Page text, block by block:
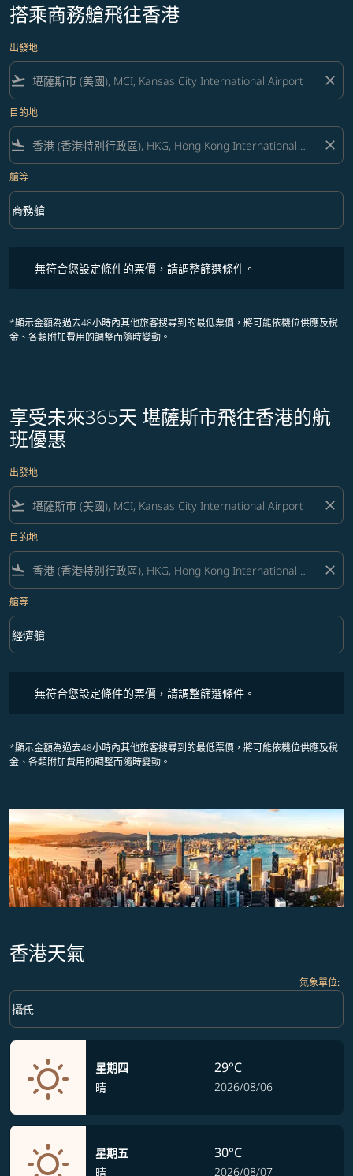
搭乘商務艙飛往香港
出發地
flight_takeoff close
目的地
flight_land close
艙等
艙等 option 商務艙 Selected
商務艙
keyboard_arrow_down
無符合您設定條件的票價，請調整篩選條件。
*顯示金額為過去48小時內其他旅客搜尋到的最低票價，將可能依機位供應及稅
金、各類附加費用的調整而隨時變動。
享受未來365天 堪薩斯市飛往香港的航
班優惠
出發地
flight_takeoff close
目的地
flight_land close
艙等
艙等 option 經濟艙 Selected
經濟艙
keyboard_arrow_down
無符合您設定條件的票價，請調整篩選條件。
*顯示金額為過去48小時內其他旅客搜尋到的最低票價，將可能依機位供應及稅
金、各類附加費用的調整而隨時變動。
香港天氣
氣象單位:
Weather unit option 攝氏 Selected
攝氏
keyboard_arrow_down
星期四
晴
29°C
2026/08/06
星期五
晴
30°C
2026/08/07